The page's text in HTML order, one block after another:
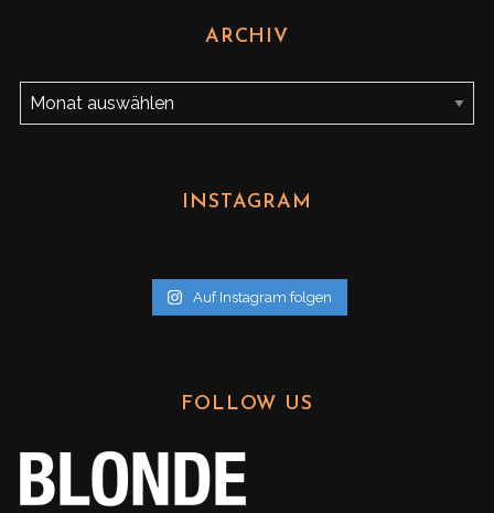
ARCHIV
A
r
INSTAGRAM
Auf Instagram folgen
FOLLOW US